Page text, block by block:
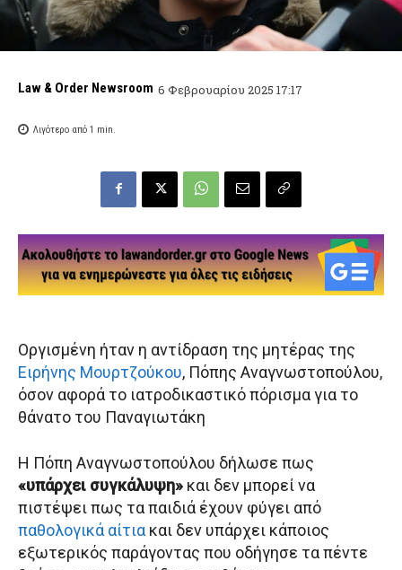
Law & Order Newsroom 6 Φεβρουαρίου 2025 17:17
Λιγότερο από 1 min.
Οργισμένη ήταν η αντίδραση της μητέρας της
Ειρήνης Μουρτζούκου, Πόπης Αναγνωστοπούλου,
όσον αφορά το ιατροδικαστικό πόρισμα για το
θάνατο του Παναγιωτάκη
Η Πόπη Αναγνωστοπούλου δήλωσε πως
«υπάρχει συγκάλυψη» και δεν μπορεί να
πιστέψει πως τα παιδιά έχουν φύγει από
παθολογικά αίτιακαι δεν υπάρχει κάποιος
εξωτερικός παράγοντας που οδήγησε τα πέντε